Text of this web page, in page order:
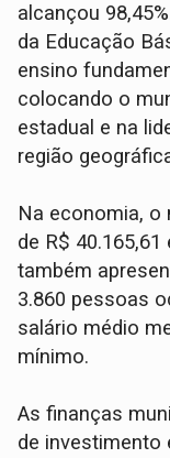
alcançou
da Educação
ensino
colocando o
estadual e na
região
Na economia, o
de R$
também
3.860 pessoas
salário médio
mínimo.
As finanças
de investimento